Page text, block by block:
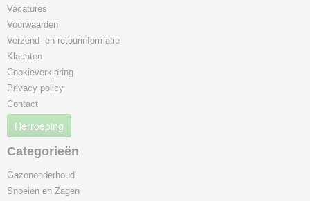
Vacatures
Voorwaarden
Verzend- en retourinformatie
Klachten
Cookieverklaring
Privacy policy
Contact
Herroeping
Categorieën
Gazononderhoud
Snoeien en Zagen